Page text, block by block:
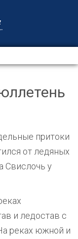
притоки
от ледяных
Свислочь у
и ледостав с
реках южной и